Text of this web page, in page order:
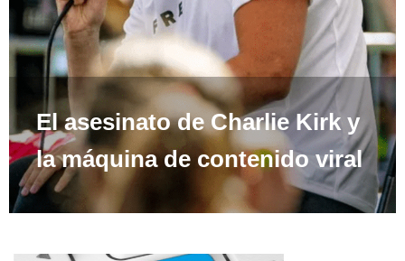
El asesinato de Charlie Kirk y
la máquina de contenido viral